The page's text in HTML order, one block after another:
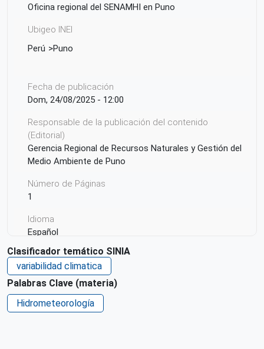
Oficina regional del SENAMHI en Puno
Ubigeo INEI
Perú
Puno
Fecha de publicación
Dom, 24/08/2025 - 12:00
Responsable de la publicación del contenido
(Editorial)
Gerencia Regional de Recursos Naturales y Gestión del
Medio Ambiente de Puno
Número de Páginas
1
Idioma
Español
Ciudad de Origen
Puno
País de origen de la Publicación o Recurso
Perú
Clasificador temático SINIA
variabilidad climatica
Palabras Clave (materia)
Hidrometeorología